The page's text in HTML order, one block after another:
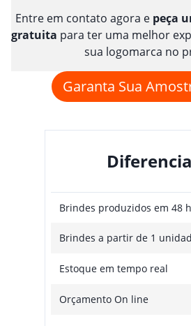
Entre em contato agora e peça
gratuita para ter uma melhor
sua logomarca no
Garanta Sua
Brindes produzidos em 48
Brindes a partir de 1
Estoque em tempo real
Orçamento On line